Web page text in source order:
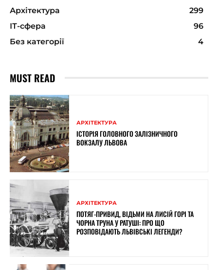
Архітектура
299
ІТ-сфера
96
Без категорії
4
MUST READ
АРХІТЕКТУРА
ІСТОРІЯ ГОЛОВНОГО ЗАЛІЗНИЧНОГО
ВОКЗАЛУ ЛЬВОВА
АРХІТЕКТУРА
ПОТЯГ-ПРИВИД, ВІДЬМИ НА ЛИСІЙ ГОРІ ТА
ЧОРНА ТРУНА У РАТУШІ: ПРО ЩО
РОЗПОВІДАЮТЬ ЛЬВІВСЬКІ ЛЕГЕНДИ?